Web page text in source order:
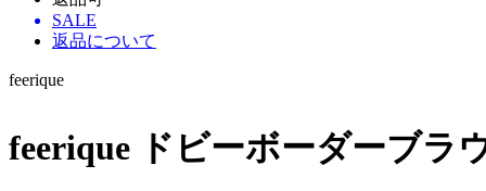
SALE
返品について
feerique
feerique ドビーボーダーブラ